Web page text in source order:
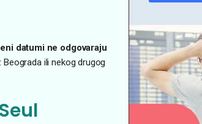
datumi ne odgovaraju
ili nekog drugog